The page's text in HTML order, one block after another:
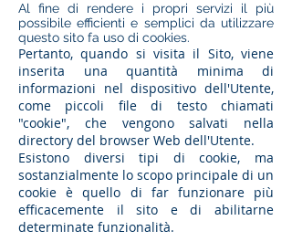
Al fine di rendere i propri servizi il più
possibile efficienti e semplici da utilizzare
questo sito fa uso di cookies.
Pertanto, quando si visita il Sito, viene
inserita una quantità minima di
informazioni nel dispositivo dell'Utente,
come piccoli file di testo chiamati
"cookie", che vengono salvati nella
directory del browser Web dell'Utente.
Esistono diversi tipi di cookie, ma
sostanzialmente lo scopo principale di un
cookie è quello di far funzionare più
efficacemente il sito e di abilitarne
determinate funzionalità.